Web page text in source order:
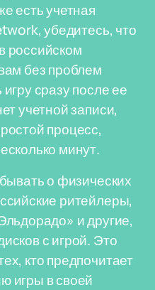
есть учетная
убедитесь, что
российском
без проблем
сразу после ее
учетной записи,
процесс,
минут.
о физических
ритейлеры,
и другие,
с игрой. Это
кто предпочитает
игры в своей